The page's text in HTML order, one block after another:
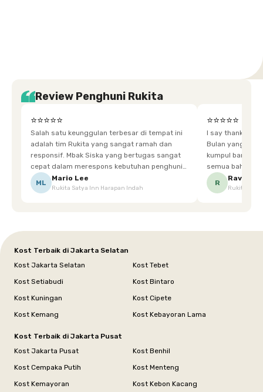
Review Penghuni Rukita
⭐⭐⭐⭐⭐
Salah satu keunggulan terbesar di tempat ini
adalah tim Rukita yang sangat ramah dan
responsif. Mbak Siska yang bertugas sangat
cepat dalam merespons kebutuhan penghuni.
Ketika saya meminta keset karena sempat
terpeleset, permintaan tersebut langsung
ML
Mario Lee
Rukita Satya Inn Harapan Indah
⭐⭐⭐⭐⭐
I say thankyou
Bulan yang super happy! banyak
kumpul bareng
semua bahagia
mgkn saran dari air aja & kebersihan lebih di
R
Ravena
Rukita
Kost Terbaik di Jakarta Selatan
Kost Jakarta Selatan
Kost Tebet
Kost Setiabudi
Kost Bintaro
Kost Kuningan
Kost Cipete
Kost Kemang
Kost Kebayoran Lama
Kost Terbaik di Jakarta Pusat
Kost Jakarta Pusat
Kost Benhil
Kost Cempaka Putih
Kost Menteng
Kost Kemayoran
Kost Kebon Kacang